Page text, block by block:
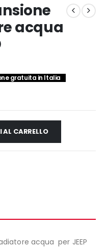
acqua
gratuita in Italia
CARRELLO
acqua per JEEP